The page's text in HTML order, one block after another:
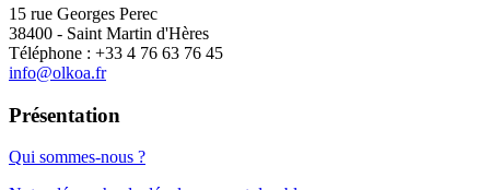
15 rue Georges Perec
38400 - Saint Martin d'Hères
Téléphone : +33 4 76 63 76 45
info@olkoa.fr
Présentation
Qui sommes-nous ?